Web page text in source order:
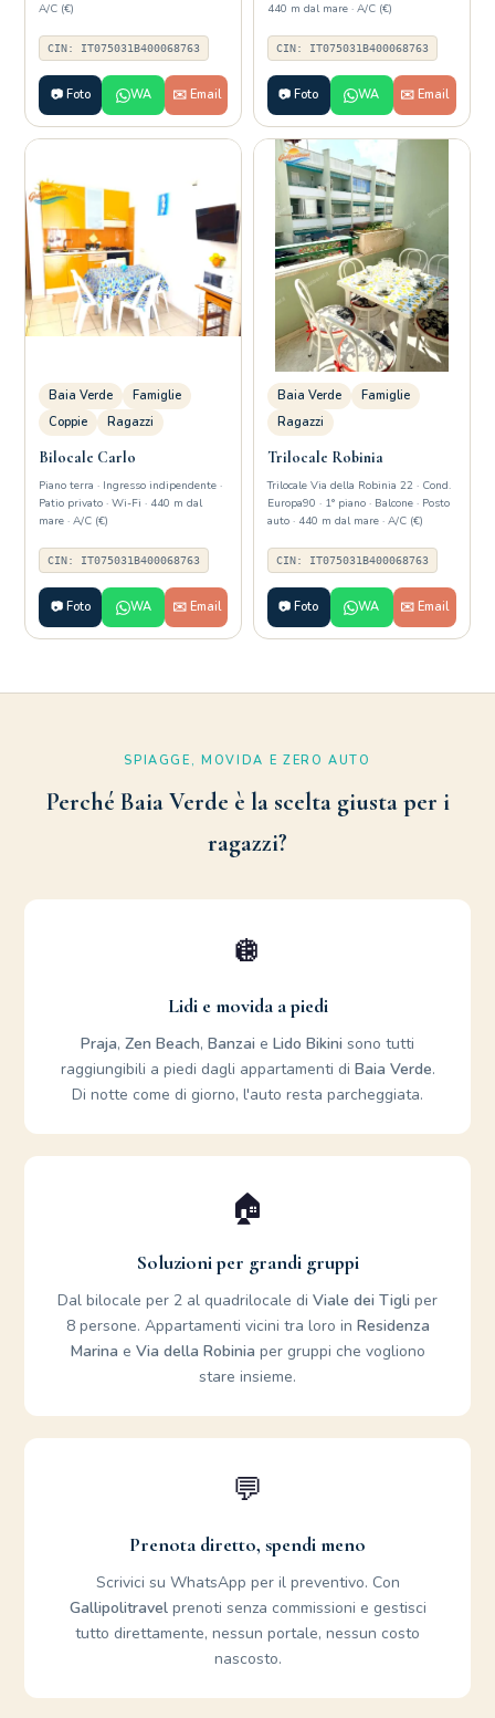
A/C (€)
CIN: IT075031B400068763
📷 Foto WA ✉️ Email
440 m dal mare · A/C (€)
CIN: IT075031B400068763
📷 Foto WA ✉️ Email
Baia Verde
Famiglie
Coppie
Ragazzi
Bilocale Carlo
Piano terra · Ingresso indipendente ·
Patio privato · Wi-Fi · 440 m dal
mare · A/C (€)
CIN: IT075031B400068763
📷 Foto WA ✉️ Email
Baia Verde
Famiglie
Ragazzi
Trilocale Robinia
Trilocale Via della Robinia 22 · Cond.
Europa90 · 1° piano · Balcone · Posto
auto · 440 m dal mare · A/C (€)
CIN: IT075031B400068763
📷 Foto WA ✉️ Email
SPIAGGE, MOVIDA E ZERO AUTO
Perché Baia Verde è la scelta giusta per i
ragazzi?
🪩
Lidi e movida a piedi
Praja, Zen Beach, Banzai e Lido Bikini sono tutti
raggiungibili a piedi dagli appartamenti di Baia Verde.
Di notte come di giorno, l'auto resta parcheggiata.
🏠
Soluzioni per grandi gruppi
Dal bilocale per 2 al quadrilocale di Viale dei Tigli per
8 persone. Appartamenti vicini tra loro in Residenza
Marina e Via della Robinia per gruppi che vogliono
stare insieme.
💬
Prenota diretto, spendi meno
Scrivici su WhatsApp per il preventivo. Con
Gallipolitravelprenoti senza commissioni e gestisci
tutto direttamente, nessun portale, nessun costo
nascosto.